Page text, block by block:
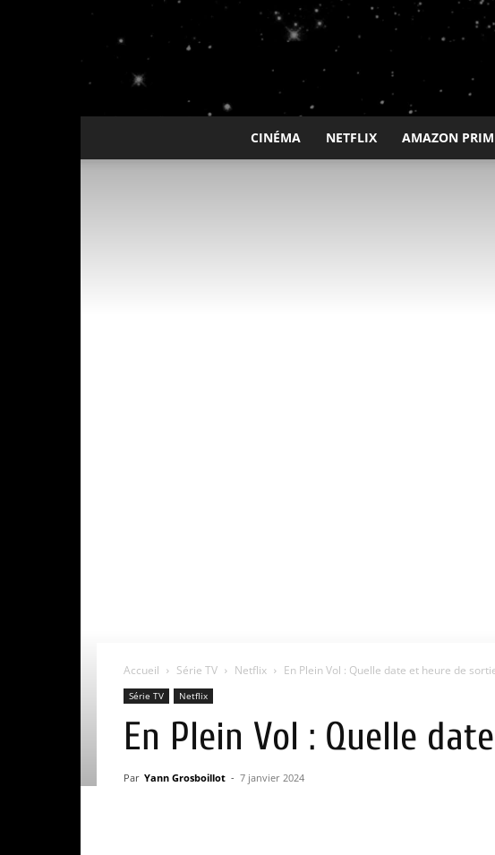
CINÉMA NETFLIX AMAZON
Accueil Série TV Netflix En Plein Vol : Quelle date et heure de
Série TV Netflix
En Plein Vol : Quelle
Par Yann Grosboillot - 7 janvier 2024